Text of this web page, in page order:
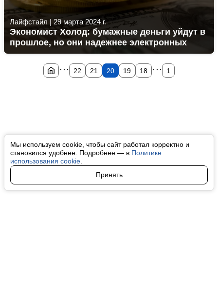
Мы используем cookie, чтобы сайт работал корректно и
становился удобнее. Подробнее — в Политике
использования cookie
Принять
Лайфстайл | 29 марта 2024 г.
Экономист Холод: бумажные деньги уйдут в
прошлое, но они надежнее электронных
... 22 21 20 19 18 ... 1